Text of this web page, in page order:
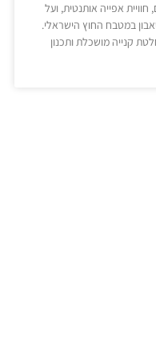
אפייה אותנטית, ועל
במטבח החוץ הישראלי.
קנייה מושכלת ותכנון